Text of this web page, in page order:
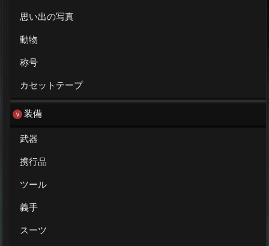
思い出の写真
動物
称号
カセットテープ
装備
武器
携行品
ツール
義手
スーツ